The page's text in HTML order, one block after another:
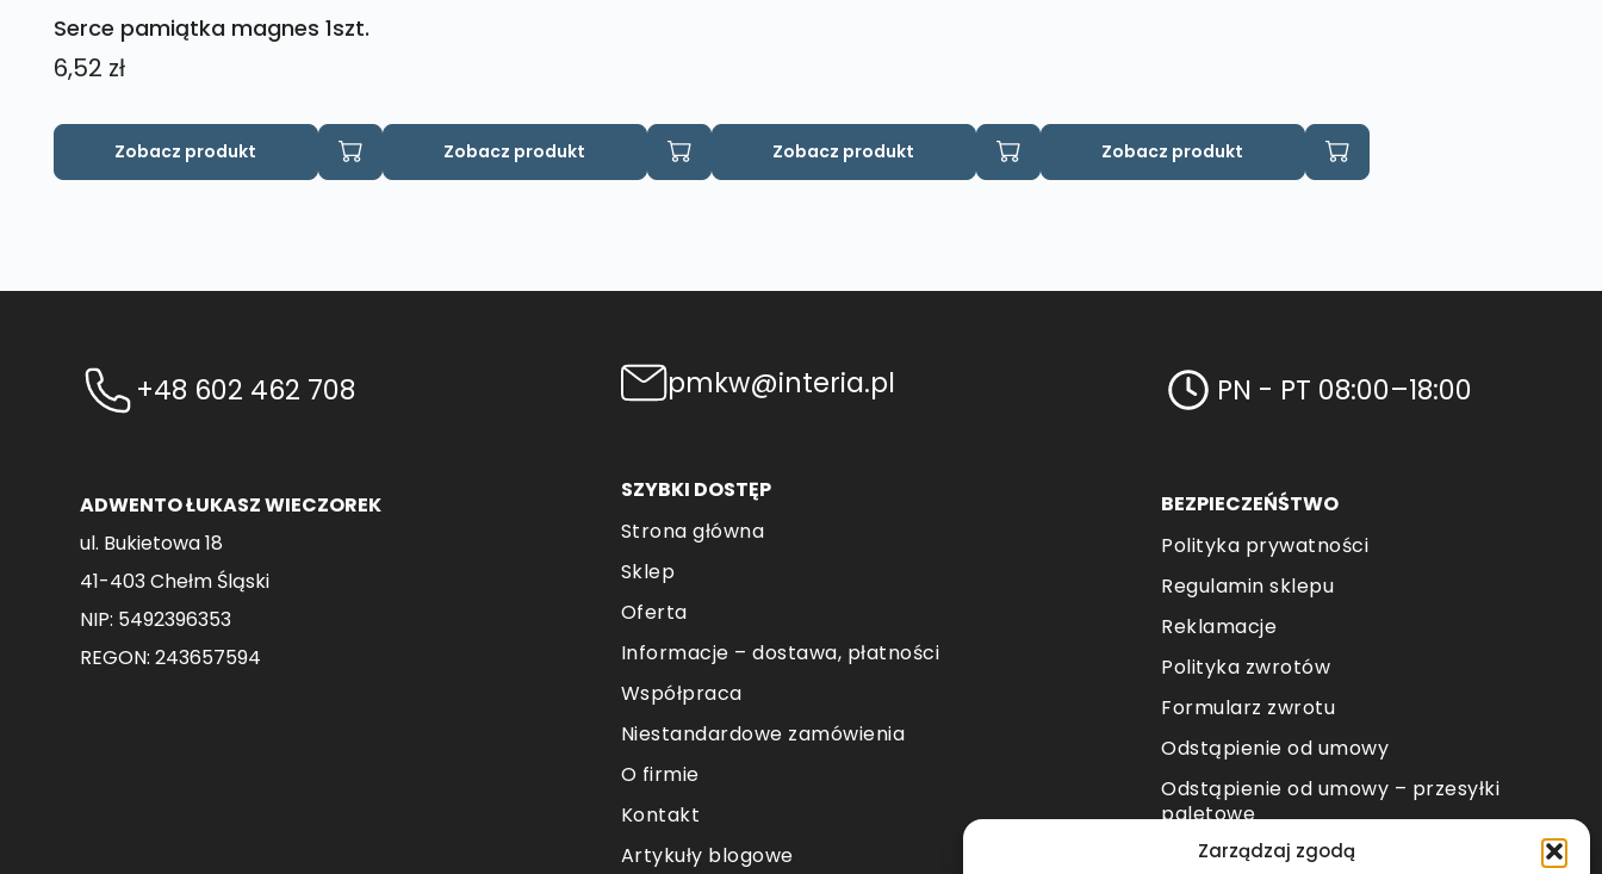
Zarządzaj zgodą
Serce pamiątka magnes 1szt.
6,52 zł
Zobacz produkt Zobacz produkt Zobacz produkt Zobacz produkt
+48 602 462 708
ADWENTO ŁUKASZ WIECZOREK
ul. Bukietowa 18
41-403 Chełm Śląski
NIP: 5492396353
REGON: 243657594
pmkw@interia.pl
SZYBKI DOSTĘP
Strona główna
Sklep
Oferta
Informacje – dostawa, płatności
Współpraca
Niestandardowe zamówienia
O firmie
Kontakt
Artykuły blogowe
PN - PT 08:00–18:00
BEZPIECZEŃŚTWO
Polityka prywatności
Regulamin sklepu
Reklamacje
Polityka zwrotów
Formularz zwrotu
Odstąpienie od umowy
Odstąpienie od umowy – przesyłki
paletowe